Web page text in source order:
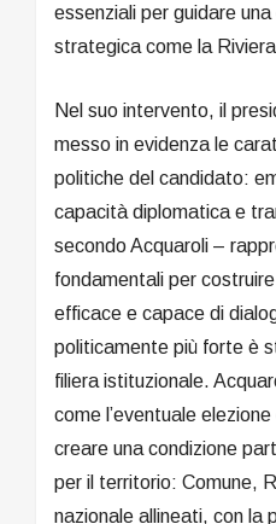
essenziali per guidare
strategica come la
Nel suo intervento, il
messo in evidenza le
politiche del candidato:
capacità diplomatica e
secondo Acquaroli –
fondamentali per
efficace e capace di
politicamente più forte è
filiera istituzionale.
come l’eventuale
creare una condizione
per il territorio: Comune,
nazionale allineati, con la